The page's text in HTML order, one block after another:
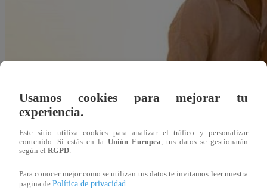
Redacción Latina
Usamos cookies para mejorar tu
experiencia.
Este sitio utiliza cookies para analizar el tráfico y personalizar
contenido. Si estás en la Unión Europea , tus datos se gestionarán
según el RGPD
Para conocer mejor como se utilizan tus datos te invitamos leer nuestra
pagina de Política de privacidad